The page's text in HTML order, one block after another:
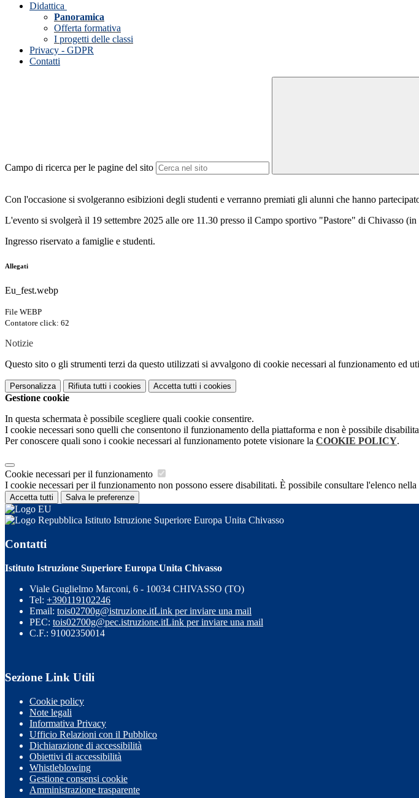
Didattica
Panoramica
Offerta formativa
I progetti delle classi
Privacy - GDPR
Contatti
Campo di ricerca per le pagine del sito
Con l'occasione si svolgeranno esibizioni degli studenti e verranno premiati gli alunni che hanno
L'evento si svolgerà il 19 settembre 2025 alle ore 11.30 presso il Campo sportivo "Pastore" di Chivasso
Ingresso riservato a famiglie e studenti.
Allegati
Eu_fest.webp
File WEBP
Contatore click: 62
Notizie
Questo sito o gli strumenti terzi da questo utilizzati si avvalgono di cookie necessari al funzionamento ed
Personalizza Rifiuta tutti i cookies Accetta tutti i cookies
Gestione cookie
In questa schermata è possibile scegliere quali cookie consentire.
I cookie necessari sono quelli che consentono il funzionamento della piattaforma e non è possibile
Per conoscere quali sono i cookie necessari al funzionamento potete visionare la COOKIE POLICY.
Cookie necessari per il funzionamento
I cookie necessari per il funzionamento non possono essere disabilitati. È possibile consultare l'elenco
Accetta tutti Salva le preferenze
Istituto Istruzione Superiore Europa Unita Chivasso
Contatti
Istituto Istruzione Superiore Europa Unita Chivasso
Viale Guglielmo Marconi, 6 - 10034 CHIVASSO (TO)
Tel: +390119102246
Email: tois02700g@istruzione.itLink per inviare una mail
PEC: tois02700g@pec.istruzione.itLink per inviare una mail
C.F.: 91002350014
Sezione Link Utili
Cookie policy
Note legali
Informativa Privacy
Ufficio Relazioni con il Pubblico
Dichiarazione di accessibilità
Obiettivi di accessibilità
Whistleblowing
Gestione consensi cookie
Amministrazione trasparente